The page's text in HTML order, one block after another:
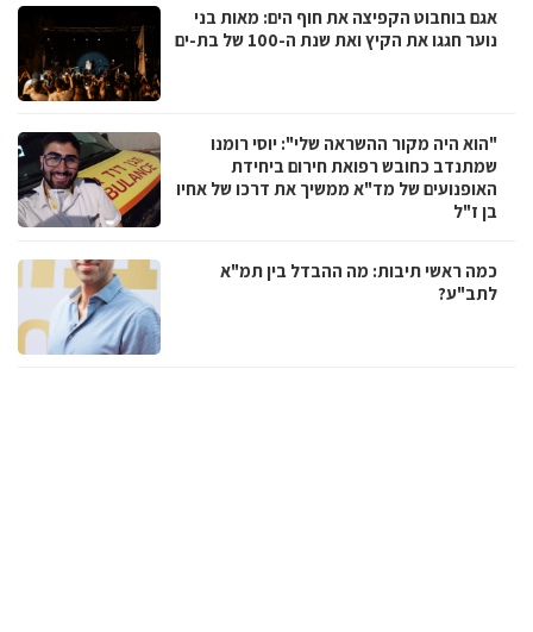
אגם בוחבוט הקפיצה את חוף הים: מאות בני
נוער חגגו את הקיץ ואת שנת ה-100 של בת-ים
"הוא היה מקור ההשראה שלי": יוסי רומנו
שמתנדב כחובש רפואת חירום ביחידת
האופנועים של מד"א ממשיך את דרכו של אחיו
בן ז"ל
כמה ראשי תיבות: מה ההבדל בין תמ"א
לתב"ע?